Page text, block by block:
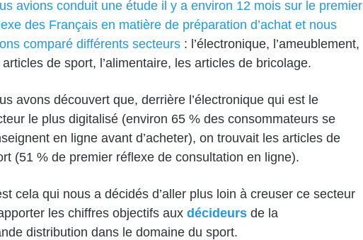
avions conduit une étude il y a environ 12 mois sur le premier
des Français en matière de préparation d’achat et nous
comparé différents secteurs: l’électronique, l’ameublement,
articles de sport, l’alimentaire, les articles de bricolage.
avons découvert que, derrière l’électronique qui est le
le plus digitalisé (environ 65 % des consommateurs se
en ligne avant d’acheter), on trouvait les articles de
(51 % de premier réflexe de consultation en ligne).
cela qui nous a décidés d’aller plus loin à creuser ce secteur
les chiffres objectifs aux décideursde la
distribution dans le domaine du sport.